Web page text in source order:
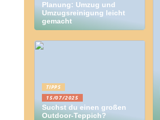
Planung: Umzug und
Umzugsreinigung leicht
gemacht
TIPPS
15/07/2025
Suchst du einen großen
Outdoor-Teppich?